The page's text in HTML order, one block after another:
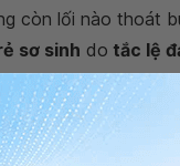
còn lối nào thoát
sơ sinh do tắc lệ